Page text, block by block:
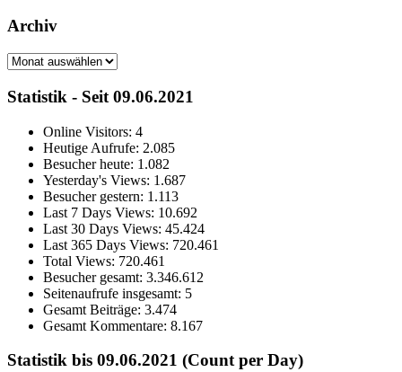
Archiv
Archiv
Statistik - Seit 09.06.2021
Online Visitors: 4
Heutige Aufrufe: 2.085
Besucher heute: 1.082
Yesterday's Views: 1.687
Besucher gestern: 1.113
Last 7 Days Views: 10.692
Last 30 Days Views: 45.424
Last 365 Days Views: 720.461
Total Views: 720.461
Besucher gesamt: 3.346.612
Seitenaufrufe insgesamt: 5
Gesamt Beiträge: 3.474
Gesamt Kommentare: 8.167
Statistik bis 09.06.2021 (Count per Day)